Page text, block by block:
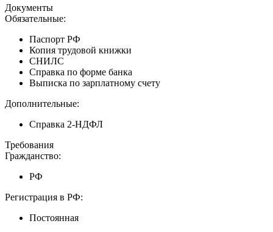
Документы
Обязательные:
Паспорт РФ
Копия трудовой книжки
СНИЛС
Справка по форме банка
Выписка по зарплатному счету
Дополнительные:
Справка 2-НДФЛ
Требования
Гражданство:
РФ
Регистрация в РФ:
Постоянная